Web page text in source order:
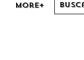
More+